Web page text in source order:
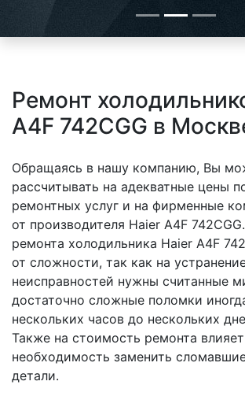
Ремонт
A4F 742CGG в
Обращаясь в нашу компанию, Вы
рассчитывать на адекватные цены
ремонтных услуг и на фирменные
от производителя Haier A4F
ремонта холодильника Haier A4F
от сложности, так как на
неисправностей нужны считанные
достаточно сложные поломки
нескольких часов до нескольких
Также на стоимость ремонта влияет
необходимость заменить
детали.